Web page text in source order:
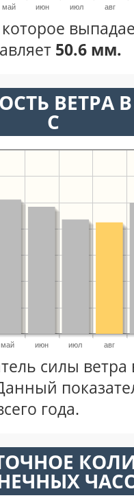
май июн июл авг
50.6 мм.
ВЕТРА
С
май июн июл авг
силы ветра
года.